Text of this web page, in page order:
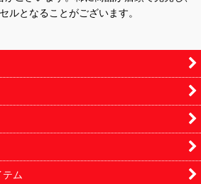
ルとなることがございます。
テム